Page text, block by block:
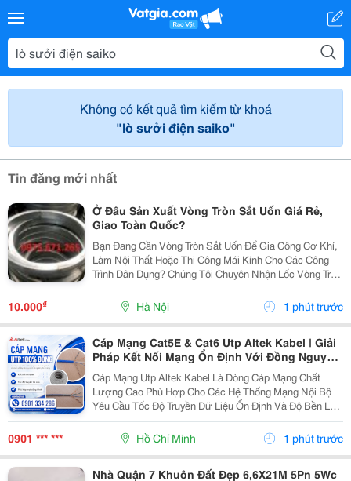
Không có kết quả tìm kiếm từ khoá
"lò sưởi điện saiko"
Tin đăng mới nhất
Ở Đâu Sản Xuất Vòng Tròn Sắt Uốn Giá Rẻ,
Giao Toàn Quốc?
Bạn Đang Cần Vòng Tròn Sắt Uốn Để Gia Công Cơ Khí,
Làm Nội Thất Hoặc Thi Công Mái Kính Cho Các Công
Trình Dân Dụng? Chúng Tôi Chuyên Nhận Lốc Vòng Tròn
Mái Kính Theo Mọi Kích Thước, Đảm Bảo Đúng Yêu
Cầu Và Tính Thẩm Mỹ Cao. Sản Phẩm Được Uốn
Bằng...
10.000₫ Hà Nội 1 phút trước
Cáp Mạng Cat5E & Cat6 Utp Altek Kabel | Giải
Pháp Kết Nối Mạng Ổn Định Với Đồng Nguyên
Chất 100%
Cáp Mạng Utp Altek Kabel Là Dòng Cáp Mạng Chất
Lượng Cao Phù Hợp Cho Các Hệ Thống Mạng Nội Bộ
Yêu Cầu Tốc Độ Truyền Dữ Liệu Ổn Định Và Độ Bền Lâu
Dài. Sản Phẩm Sử Dụng Ruột Dẫn Đồng Nguyên Chất
100% Kết Hợp 4 Cặp Dây Xoắn Giúp Giảm Nhiễu Xuyên
0901 *** *** Hồ Chí Minh 1 phút trước
Nhà Quận 7 Khuôn Đất Đẹp 6,6X21M 5Pn 5Wc